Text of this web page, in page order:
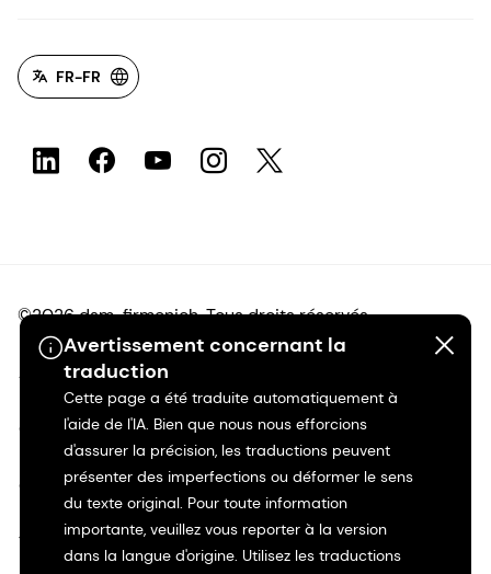
Avertissement concernant la
traduction
Cette page a été traduite automatiquement à
l'aide de l'IA. Bien que nous nous efforcions
d'assurer la précision, les traductions peuvent
présenter des imperfections ou déformer le sens
du texte original. Pour toute information
importante, veuillez vous reporter à la version
dans la langue d'origine. Utilisez les traductions
FR-FR
©2026 dsm-firmenich. Tous droits réservés.
Avis de confidentialité
Conditions d'utilisation
Conditions d'utilisation
Transparence en Californie